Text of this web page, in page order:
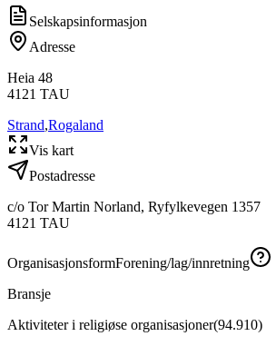
Selskapsinformasjon
Adresse
Heia 48
4121 TAU
Strand,Rogaland
Vis kart
Postadresse
c/o Tor Martin Norland, Ryfylkevegen 1357
4121 TAU
OrganisasjonsformForening/lag/innretning
Bransje
Aktiviteter i religiøse organisasjoner(94.910)